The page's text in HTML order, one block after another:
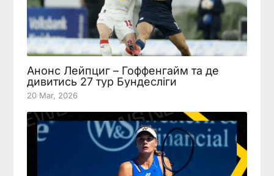
Анонс Лейпциг – Гоффенгайм та де
дивитись 27 тур Бундесліги
20 Mar, 2026